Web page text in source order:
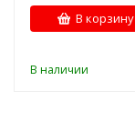
В корзину
В наличии